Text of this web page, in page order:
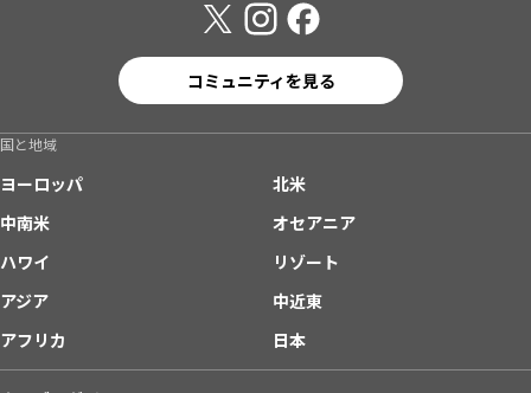
コミュニティを見る
国と地域
ヨーロッパ
北米
中南米
オセアニア
ハワイ
リゾート
アジア
中近東
アフリカ
日本